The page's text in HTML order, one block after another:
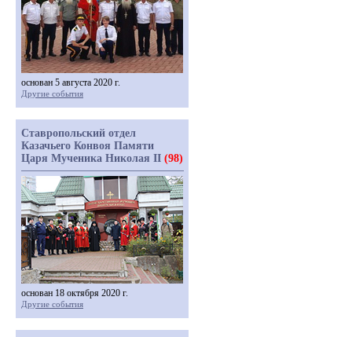
основан 5 августа 2020 г.
Другие события
Ставропольский отдел
Казачьего Конвоя Памяти
Царя Мученика Николая II (98)
основан 18 октября 2020 г.
Другие события